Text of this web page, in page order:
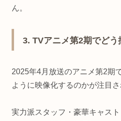
ん。
3. TVアニメ第2期でどう
2025年4月放送のアニメ第2期
ように映像化するのかが注目さ
実力派スタッフ・豪華キャス